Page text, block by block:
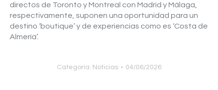
directos de Toronto y Montreal con Madrid y Málaga,
respectivamente, suponen una oportunidad para un
destino ‘boutique’ y de experiencias como es ‘Costa de
Almería’.
Categoría: Noticias 04/06/2026